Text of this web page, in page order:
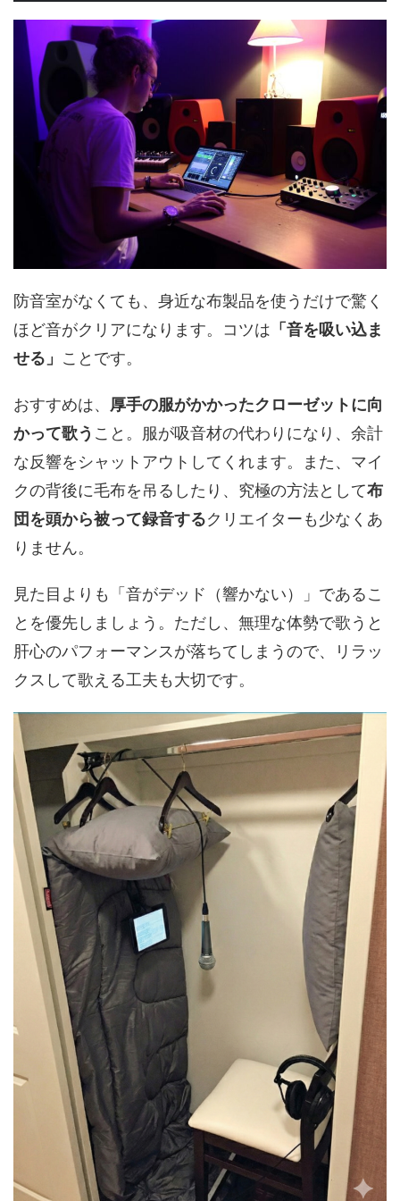
防音室がなくても、身近な布製品を使うだけで驚く
ほど音がクリアになります。コツは 「音を吸い込ま
せる」 ことです。
おすすめは、 厚手の服がかかったクローゼットに向
かって歌う こと。服が吸音材の代わりになり、余計
な反響をシャットアウトしてくれます。また、マイ
クの背後に毛布を吊るしたり、究極の方法として布
団を頭から被って録音するクリエイターも少なくあ
りません。
見た目よりも「音がデッド（響かない）」であるこ
とを優先しましょう。ただし、無理な体勢で歌うと
肝心のパフォーマンスが落ちてしまうので、リラッ
クスして歌える工夫も大切です。